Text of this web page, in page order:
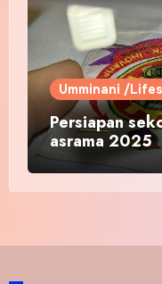
Umminani /
Persiapan
asrama 2025